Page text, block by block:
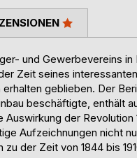
und Gewerbevereins in
Zeit seines
geblieben. Der
beschäftigte, enthält
der Revolution
Aufzeichnungen nicht
der Zeit von 1844 bis